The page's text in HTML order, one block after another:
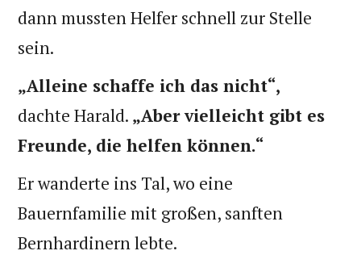
dann mussten Helfer schnell zur Stelle
sein.
„Alleine schaffe ich das nicht“,
dachte Harald. „Aber vielleicht gibt es
Freunde, die helfen können.“
Er wanderte ins Tal, wo eine
Bauernfamilie mit großen, sanften
Bernhardinern lebte.